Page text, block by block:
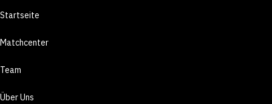
Startseite
Matchcenter
Team
Über Uns